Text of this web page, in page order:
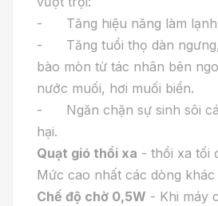
- Tăng hiệu năng làm
- Tăng tuổi thọ dàn ngưng,
bào mòn từ tác nhân bên
nước muối, hơi muối biển.
- Ngăn chặn sự sinh sôi
hại.
Quạt gió thổi xa - thổi xa tối
Mức cao nhất các dòng khác
Chế độ chờ 0,5W - Khi máy